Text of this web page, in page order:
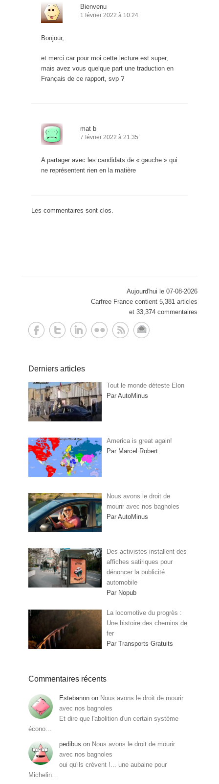
Bienvenu
1 février 2022 à 10:24
Bonjour,
et merci car pour moi cette lecture est super,
mais avez vous quelque part une traduction en
Français de ce rapport, svp ?
mat b
7 février 2022 à 21:35
A partager avec les candidats de « gauche » qui
ne représentent rien en la matière
Les commentaires sont clos.
Aujourd'hui le 07-08-2026
Carfree France contient 5,381 articles
et 33,374 commentaires
Derniers articles
Tout le monde déteste Elon
Par AutoMinus
America is great again!
Par Marcel Robert
Nous avons le droit de
mourir avec nos bagnoles
Par AutoMinus
Des activistes installent des
affiches satiriques pour
dénoncer la publicité
automobile
Par Nopub
La locomotive du progrès :
Une histoire des chemins de
fer
Par Transports Gratuits
Commentaires récents
Estebannn on Nous avons le droit de mourir
avec nos bagnoles
Et dire que l'abolition d'un certain système
écono…
pedibus on Nous avons le droit de mourir
avec nos bagnoles
oui qu'ils crèvent !... une aubaine pour
Michelin…